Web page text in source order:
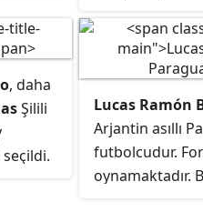
yaptığı
üçüncülükle
Kupası
6 kez finale
América'da ise
kazanmıştır.
2015'te
, daha
Şilili
Lucas Ramón
Arjantin asıllı
futbolcudur.
oynamaktadır.